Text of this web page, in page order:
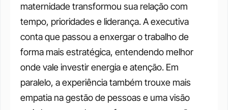
maternidade transformou sua relação com
tempo, prioridades e liderança. A executiva
conta que passou a enxergar o trabalho de
forma mais estratégica, entendendo melhor
onde vale investir energia e atenção. Em
paralelo, a experiência também trouxe mais
empatia na gestão de pessoas e uma visão